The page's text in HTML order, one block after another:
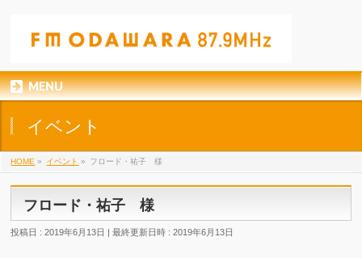
MENU
イベント
HOME » イベント » フロード・祐子 様
フロード・祐子 様
投稿日 : 2019年6月13日 最終更新日時 : 2019年6月13日